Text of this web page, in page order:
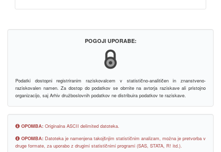
POGOJI UPORABE:
Podatki dostopni registriranim raziskovalcem v statistično-analitičen in znanstveno-
raziskovalen namen. Za dostop do podatkov se obrnite na avtorja raziskave ali pristojno
organizacijo, saj Arhiv družboslovnih podatkov ne distribuira podatkov te raziskave.
OPOMBA: Originalna ASCII delimited datoteka.
OPOMBA: Datoteka je namenjena takojšnjim statističnim analizam, možna je pretvorba v
druge formate, za uporabo z drugimi statističnimi programi (SAS, STATA, R! itd.).